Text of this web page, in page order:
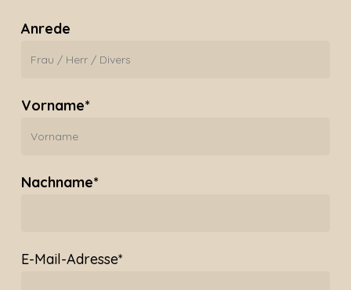
Anrede
Vorname*
Nachname*
E-Mail-Adresse*